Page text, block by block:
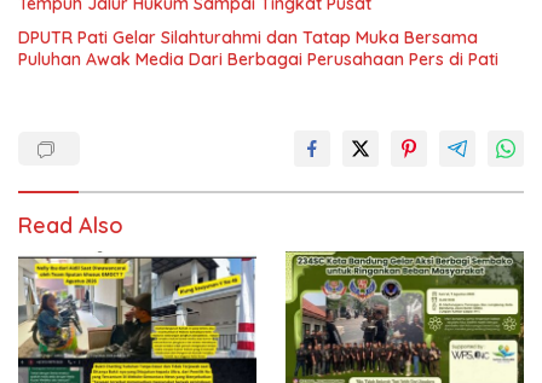
DPUTR Pati Gelar Silahturahmi dan Tatap Muka Bersama
Puluhan Awak Media Dari Berbagai Perusahaan Pers di Pati
Read Also